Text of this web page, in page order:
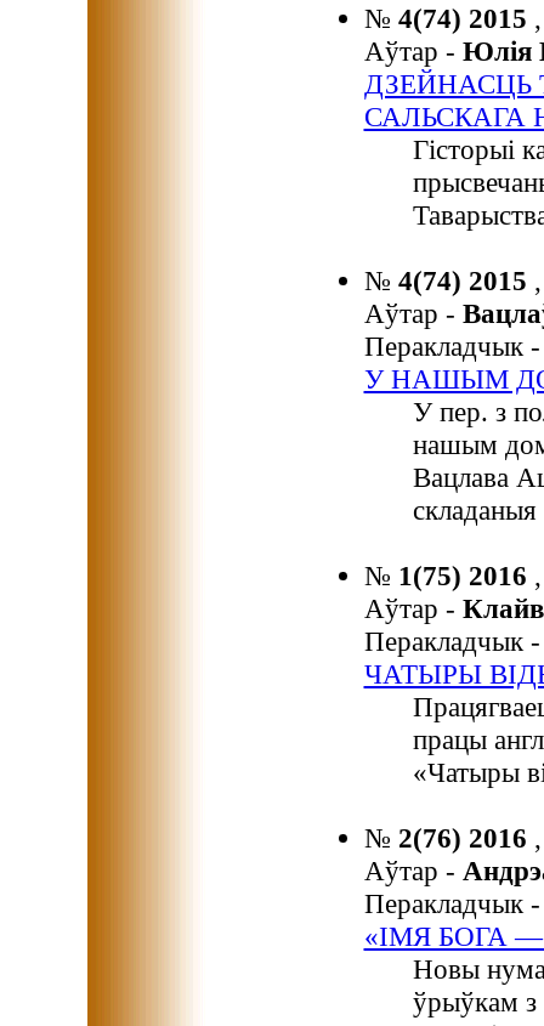
№ 4(74) 2015
Аўтар -
ДЗЕЙНАСЦЬ
САЛЬСКАГА
Гісторыі
№ 4(74) 2015
Аўтар -
Перакладчык
У НАШЫМ
У пер. з
нашым
Вацлава
№ 1(75) 2016
Аўтар -
Перакладчык
ЧАТЫРЫ
працы
«Чатыры
№ 2(76) 2016
Аўтар -
Перакладчык
«ІМЯ БОГА
Новы
ўрыўкам з